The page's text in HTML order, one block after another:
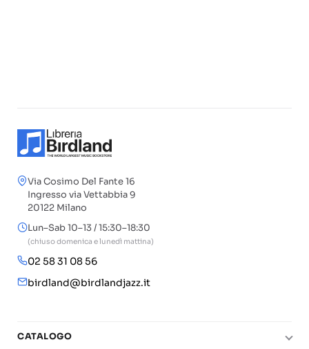
Via Cosimo Del Fante 16
Ingresso via Vettabbia 9
20122 Milano
Lun–Sab 10–13 / 15:30–18:30
(chiuso domenica e lunedì mattina)
02 58 31 08 56
birdland@birdlandjazz.it
CATALOGO